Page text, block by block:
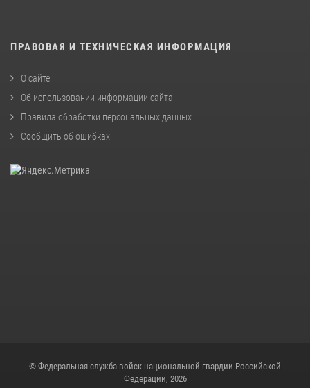
ПРАВОВАЯ И ТЕХНИЧЕСКАЯ ИНФОРМАЦИЯ
О сайте
Об использовании информации сайта
Правила обработки персональных данных
Сообщить об ошибках
© Федеральная служба войск национальной гвардии Российской
Федерации, 2026